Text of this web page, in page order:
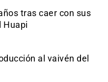
tras caer con sus
Huapi
al vaivén del